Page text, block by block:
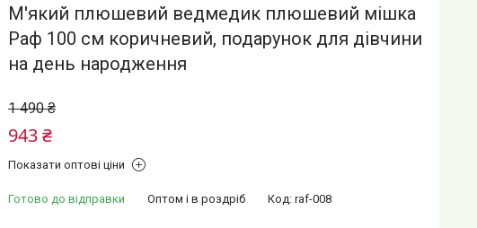
М'який плюшевий ведмедик плюшевий мішка
Раф 100 см коричневий, подарунок для дівчини
на день народження
1 490 ₴
943 ₴
Показати оптові ціни
Готово до відправки Оптом і в роздріб Код: raf-008